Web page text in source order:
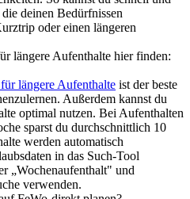
deinen Bedürfnissen
oder einen längeren
längere Aufenthalte hier finden:
längere Aufenthalte ist der beste
Außerdem kannst du
optimal nutzen. Bei Aufenthalten
sparst du durchschnittlich 10
werden automatisch
in das Such-Tool
„Wochenaufenthalt" und
verwenden.